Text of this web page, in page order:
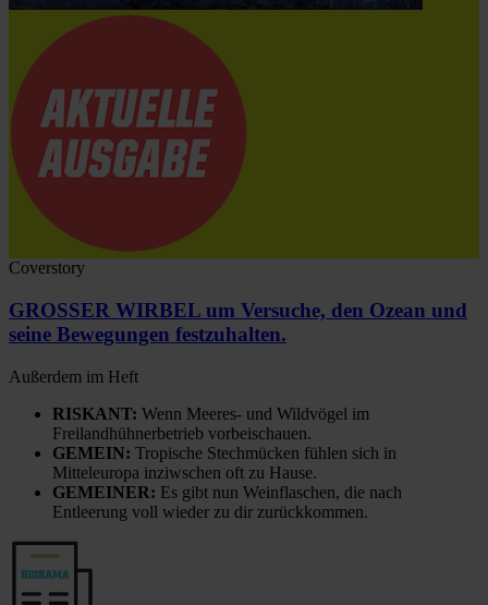
Coverstory
GROSSER WIRBEL um Versuche, den Ozean und
seine Bewegungen festzuhalten.
Außerdem im Heft
RISKANT: Wenn Meeres- und Wildvögel im
Freilandhühnerbetrieb vorbeischauen.
GEMEIN: Tropische Stechmücken fühlen sich in
Mitteleuropa inziwschen oft zu Hause.
GEMEINER: Es gibt nun Weinflaschen, die nach
Entleerung voll wieder zu dir zurückkommen.